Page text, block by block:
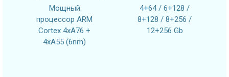
Мощный
процессор ARM
Cortex 4xA76 +
4xA55 (6nm)
4+64 / 6+128 /
8+128 / 8+256 /
12+256 Gb